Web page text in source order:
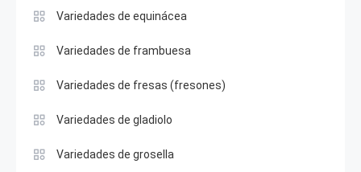
Variedades de equinácea
Variedades de frambuesa
Variedades de fresas (fresones)
Variedades de gladiolo
Variedades de grosella